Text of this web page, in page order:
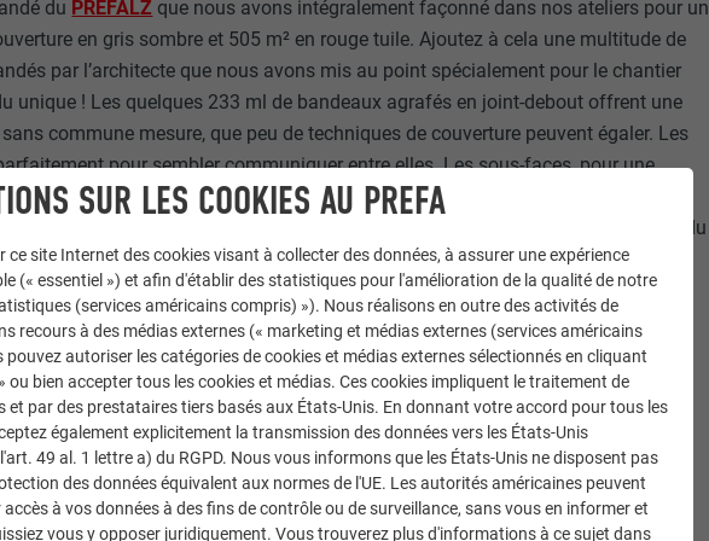
du PREFALZ que nous avons intégralement façonné dans nos ateliers pour un
en gris sombre et 505 m² en rouge tuile. Ajoutez à cela une multitude de
par l’architecte que nous avons mis au point spécialement pour le chantier
unique ! Les quelques 233 ml de bandeaux agrafés en joint-debout offrent une
commune mesure, que peu de techniques de couverture peuvent égaler. Les
pour sembler communiquer entre elles. Les sous-faces, pour une
une unité qui permet au toit de se détacher du sol et de sembler flotter. Enfin
de la gaine d’ascenseur donnent de l’assise au bâtiment, et les lignes verticales du
la grandeur. », nous confie Mathias COUTANT.
presque caniculaire que le chantier a pris fin. Le jeudi 22 juillet 2021, le chantier a
par les équipes en place et le maître d’ouvrage.
a également été mise en service, elle est désormais ouverte au public qui
ce nouvel aménagement.
du Cabinet TRIADE et Mathias COUTANT de l’entreprise COUTANT, le chantier
SUR LES COOKIES AU PREFA
ce site Internet des cookies visant à collecter des données, à assurer une expérience
(« essentiel ») et afin d'établir des statistiques pour l'amélioration de la qualité de notre
(services américains compris) »). Nous réalisons en outre des activités de
recours à des médias externes (« marketing et médias externes (services américains
pouvez autoriser les catégories de cookies et médias externes sélectionnés en cliquant
ou bien accepter tous les cookies et médias. Ces cookies impliquent le traitement de
et par des prestataires tiers basés aux États-Unis. En donnant votre accord pour tous les
également explicitement la transmission des données vers les États-Unis
49 al. 1 lettre a) du RGPD. Nous vous informons que les États-Unis ne disposent pas
des données équivalent aux normes de l'UE. Les autorités américaines peuvent
à vos données à des fins de contrôle ou de surveillance, sans vous en informer et
vous y opposer juridiquement. Vous trouverez plus d'informations à ce sujet dans